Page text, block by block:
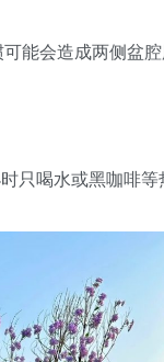
能会造成两侧盆
只喝水或黑咖啡